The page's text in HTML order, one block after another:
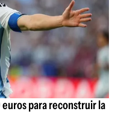
para reconstruir la